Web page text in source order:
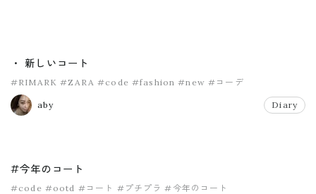
・ 新しいコート
#RIMARK #ZARA #code #fashion #new #コーデ
aby Diary
#今年のコート
#code #ootd #コート #プチプラ #今年のコート